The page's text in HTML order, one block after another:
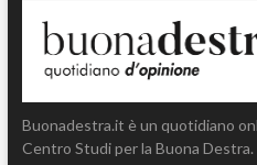
Buonadestra.it è un quotidiano
Centro Studi per la Buona Destra.